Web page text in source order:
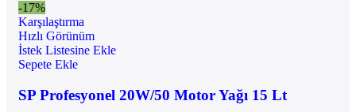
-17%
Karşılaştırma
Hızlı Görünüm
İstek Listesine Ekle
Sepete Ekle
SP Profesyonel 20W/50 Motor Yağı 15 Lt